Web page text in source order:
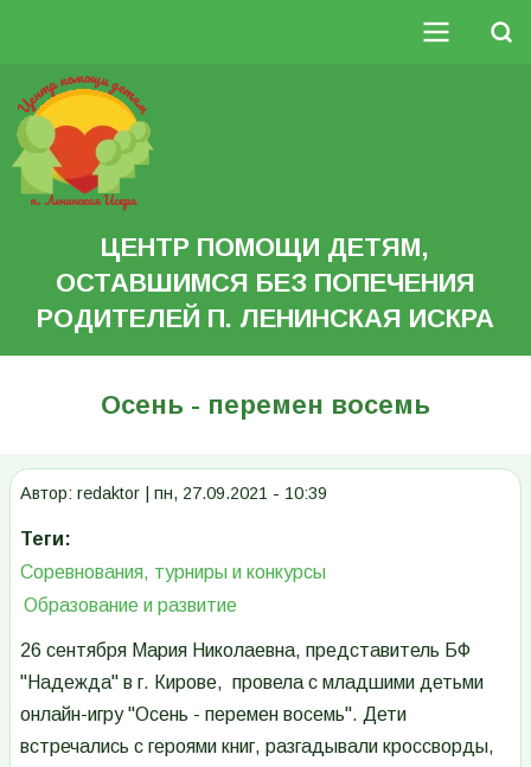
основному
содержанию
Search
Основная
навигация
ЦЕНТР ПОМОЩИ ДЕТЯМ,
ОСТАВШИМСЯ БЕЗ ПОПЕЧЕНИЯ
РОДИТЕЛЕЙ П. ЛЕНИНСКАЯ ИСКРА
Осень - перемен восемь
Автор: redaktor пн, 27.09.2021 - 10:39
Теги
Соревнования, турниры и конкурсы
Образование и развитие
26 сентября Мария Николаевна, представитель БФ
"Надежда" в г. Кирове, провела с младшими детьми
онлайн-игру "Осень - перемен восемь". Дети
встречались с героями книг, разгадывали кроссворды,